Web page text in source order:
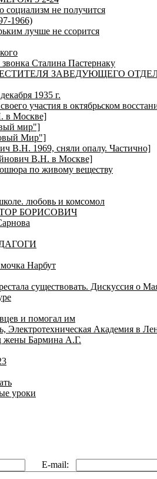
не получится
1966)
лучше не ссорится
Сталина Пастернаку
ЗАВЕДУЮЩЕГО
1935 г.
участия в октябрьском
в Москве]
мир"]
Мир"]
В.Н. 1969, сняли опалу. Частично]
В.Н. в Москве]
по живому веществу
любовь и комсомол
БОРИСОВИЧ
Нарбут
существовать. Дискуссия о
и помогал им
Электротехническая Академия в
жены Бармина А.Г.
уроки
E-mail: